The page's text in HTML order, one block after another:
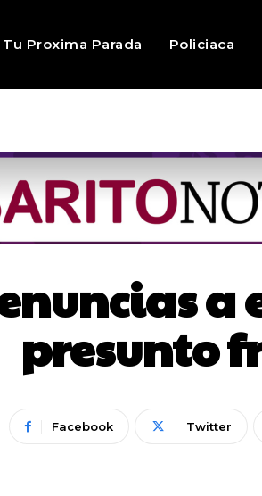
Tu Proxima Parada Policiaca
a
presunto
Facebook Twitter